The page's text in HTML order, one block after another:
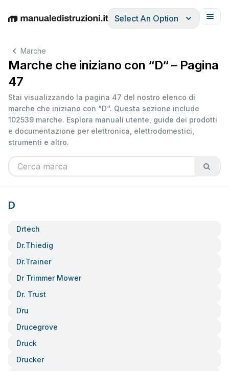
EnglishDeutschEspañolItalianoFrançais
Select An Option
Marche
Marche che iniziano con “D“ – Pagina
47
Stai visualizzando la pagina 47 del nostro elenco di
marche che iniziano con “D“. Questa sezione include
102539 marche. Esplora manuali utente, guide dei prodotti
e documentazione per elettronica, elettrodomestici,
strumenti e altro.
D
Drtech
Dr.thiedig
Dr.trainer
Dr Trimmer Mower
Dr. Trust
Dru
Drucegrove
Druck
Drucker